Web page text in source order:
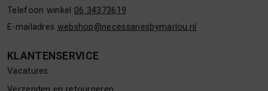
Telefoon winkel 06 34373619
E-mailadres webshop@necessariesbymarlou.nl
KLANTENSERVICE
Vacatures